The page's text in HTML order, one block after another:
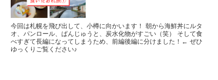
今回は札幌を飛び出して、小樽に向かいます！ 朝から海鮮丼にルタ
オ、パンロール、ぱんじゅうと、炭水化物がすごい（笑） そして食
べすぎて長編になってしまうため、前編後編に分けました！← ぜひ
ゆっくりご覧ください♪